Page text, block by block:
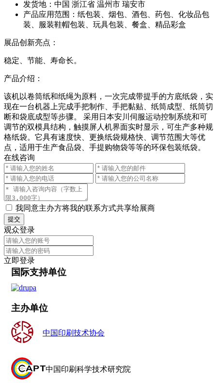
发货地： 中国 浙江省 温州市 瑞安市
产品应用范围： 纸包装、烟包、酒包、药包、化妆品包
装、服装鞋帽包装、玩具包装、餐盒、精品彩盒
展品创新亮点：
稳定、节能、寿命长。
产品介绍：
该机以卷筒纸和纸绳为原料，一次完成带提手的方底纸袋，实
现在一台机器上完成手把制作、手把黏贴、纸筒成型、纸筒切
断和袋底成型等步骤。 采用日本安川伺服运动控制系统和可
调节的双模具结构，触摸屏人机界面实时显示，可生产多种规
格纸袋。它具有速度快、更换纸袋规格快、调节范围大等优
点，适用于生产食品袋、手提购物袋等等的环保包装纸袋。
在线咨询
我同意主办方将我的联系方式共享给展商
提交
观众登录
立即登录
国际支持单位
主办单位
中国印刷技术协会
中国印刷科学技术研究院